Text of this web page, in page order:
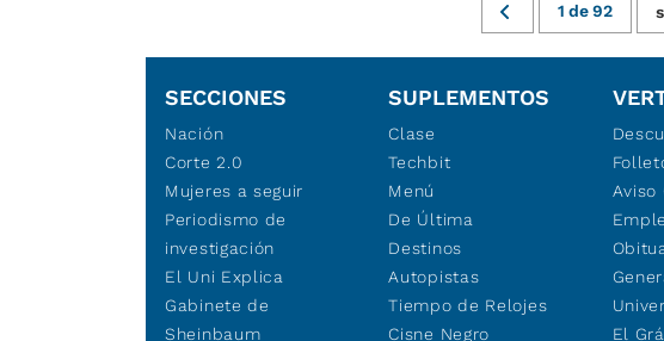
1 de92
SECCIONES
Nación
Corte 2.0
Mujeres a seguir
Periodismo de
investigación
El Uni Explica
Gabinete de
Sheinbaum
SUPLEMENTOS
Clase
Techbit
Menú
De Última
Destinos
Autopistas
Tiempo de Relojes
Cisne Negro
Aviso
El